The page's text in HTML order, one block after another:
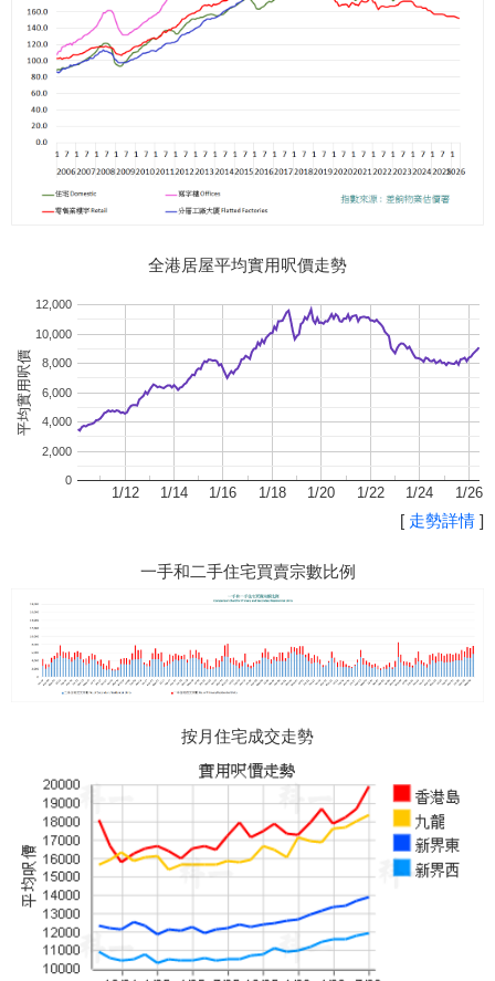
全港居屋平均實用呎價走勢
1/12 1/14 1/16 1/18 1/20 1/22 1/24 1/26
0
2,000
4,000
6,000
8,000
10,000
12,000
平均實用呎價
[ 走勢詳情 ]
一手和二手住宅買賣宗數比例
按月住宅成交走勢